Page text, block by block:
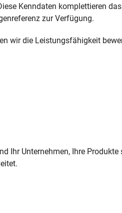
Kenndaten komplettieren das
zur Verfügung.
wir die Leistungsfähigkeit
Ihr Unternehmen, Ihre Produkte